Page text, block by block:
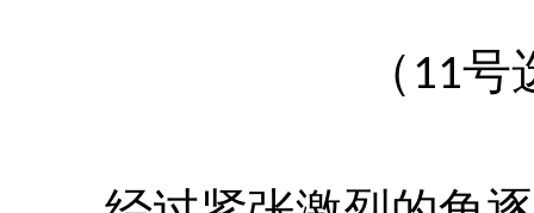
（11号